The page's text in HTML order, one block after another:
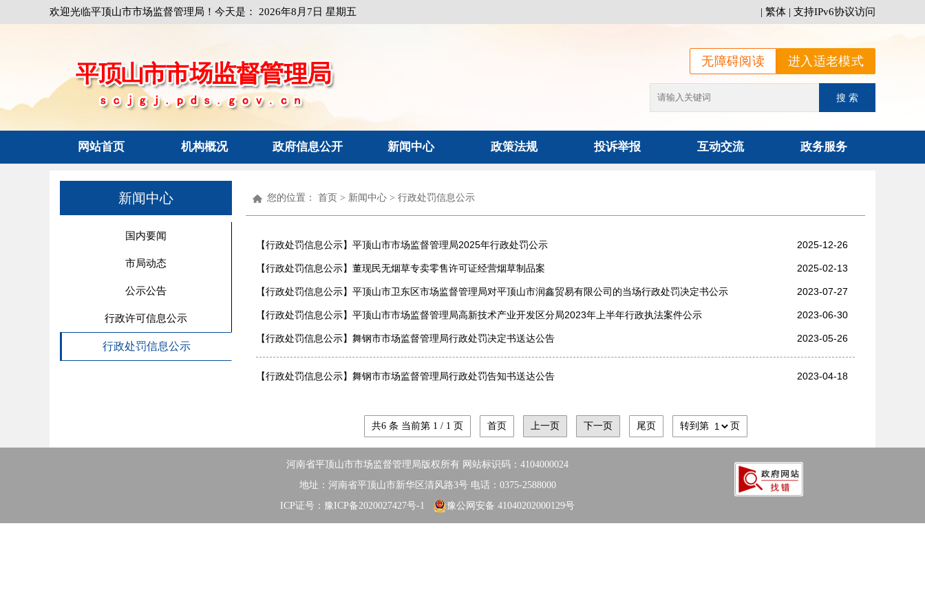
欢迎光临平顶山市市场监督管理局！今天是： 2026年8月7日 星期五 | 繁体 | 支持IPv6协议访问
进入适老模式
无障碍阅读
网站首页 机构概况 政府信息公开 新闻中心 政策法规 投诉举报 互动交流 政务服务
新闻中心
国内要闻
市局动态
公示公告
行政许可信息公示
行政处罚信息公示
您的位置： 首页 > 新闻中心 > 行政处罚信息公示
【行政处罚信息公示】 2025-12-26
平顶山市市场监督管理局2025年行政处罚公示
【行政处罚信息公示】 2025-02-13
董现民无烟草专卖零售许可证经营烟草制品案
【行政处罚信息公示】 2023-07-27
平顶山市卫东区市场监督管理局对平顶山市润鑫贸易有限公司的当场行政处罚决定书公示
【行政处罚信息公示】 2023-06-30
平顶山市市场监督管理局高新技术产业开发区分局2023年上半年行政执法案件公示
【行政处罚信息公示】 2023-05-26
舞钢市市场监督管理局行政处罚决定书送达公告
【行政处罚信息公示】 2023-04-18
舞钢市市场监督管理局行政处罚告知书送达公告
共6 条 当前第 1 / 1 页 首页 上一页 下一页 尾页 转到第 页
河南省平顶山市市场监督管理局版权所有 网站标识码：4104000024
地址：河南省平顶山市新华区清风路3号 电话：0375-2588000
ICP证号：豫ICP备2020027427号-1
豫公网安备 41040202000129号